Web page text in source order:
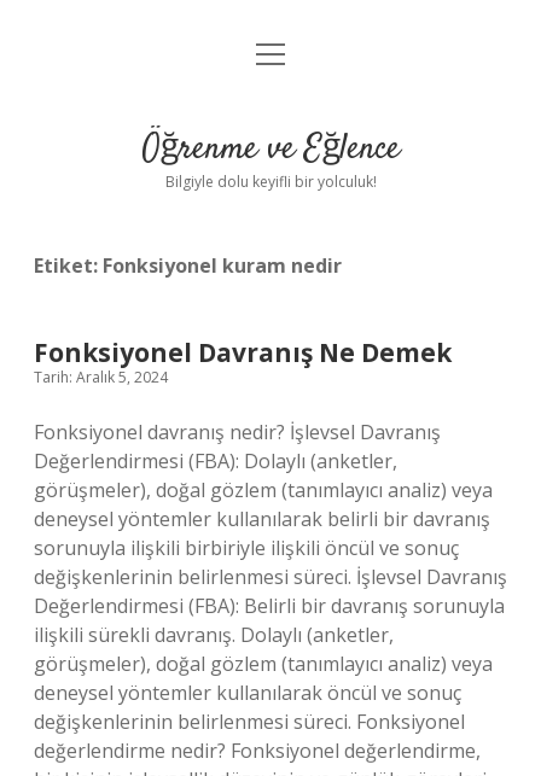
Anasayfa
Yasal Uyarı
menüyü
Öğrenme ve Eğlence
Bilgiyle dolu keyifli bir yolculuk!
Etiket: Fonksiyonel kuram nedir
Fonksiyonel Davranış Ne Demek
Tarih: Aralık 5, 2024
Fonksiyonel davranış nedir? İşlevsel Davranış
Değerlendirmesi (FBA): Dolaylı (anketler,
görüşmeler), doğal gözlem (tanımlayıcı analiz) veya
deneysel yöntemler kullanılarak belirli bir davranış
sorunuyla ilişkili birbiriyle ilişkili öncül ve sonuç
değişkenlerinin belirlenmesi süreci. İşlevsel Davranış
Değerlendirmesi (FBA): Belirli bir davranış sorunuyla
ilişkili sürekli davranış. Dolaylı (anketler,
görüşmeler), doğal gözlem (tanımlayıcı analiz) veya
deneysel yöntemler kullanılarak öncül ve sonuç
değişkenlerinin belirlenmesi süreci. Fonksiyonel
değerlendirme nedir? Fonksiyonel değerlendirme,